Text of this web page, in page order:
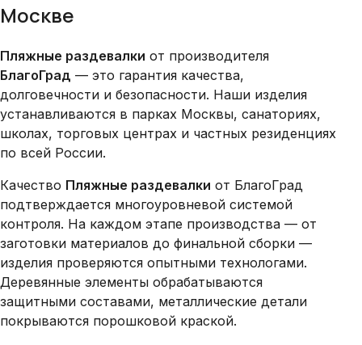
Москве
Пляжные раздевалки от производителя
БлагоГрад — это гарантия качества,
долговечности и безопасности. Наши изделия
устанавливаются в парках Москвы, санаториях,
школах, торговых центрах и частных резиденциях
по всей России.
Качество Пляжные раздевалки от БлагоГрад
подтверждается многоуровневой системой
контроля. На каждом этапе производства — от
заготовки материалов до финальной сборки —
изделия проверяются опытными технологами.
Деревянные элементы обрабатываются
защитными составами, металлические детали
покрываются порошковой краской.